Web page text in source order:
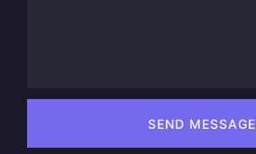
SEND MESSAGE